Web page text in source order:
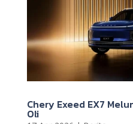
Chery Exeed EX7
Oli